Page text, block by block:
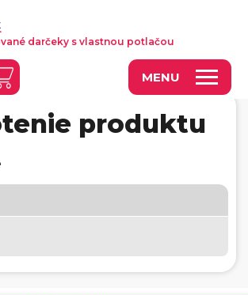
MENU
darčeky s vlastnou potlačou
produktu